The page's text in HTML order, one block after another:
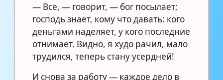
— Все, — говорит, — бог посылает;
господь знает, кому что давать: кого
деньгами наделяет, у кого последние
отнимает. Видно, я худо рачил, мало
трудился, теперь стану усердней!
И снова за работу — каждое дело в